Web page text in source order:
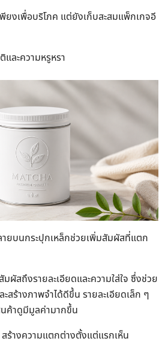
ยงเพื่อบริโภค แต่ยังเก็บสะสมแพ็กเกจอี
ละความหรูหรา
ายบนกระปุกเหล็กช่วยเพิ่มสัมผัสที่แตก
ผัสถึงรายละเอียดและความใส่ใจ ซึ่งช่วย
สร้างภาพจำได้ดีขึ้น รายละเอียดเล็ก ๆ
ค้าดูมีมูลค่ามากขึ้น
ร้างความแตกต่างตั้งแต่แรกเห็น